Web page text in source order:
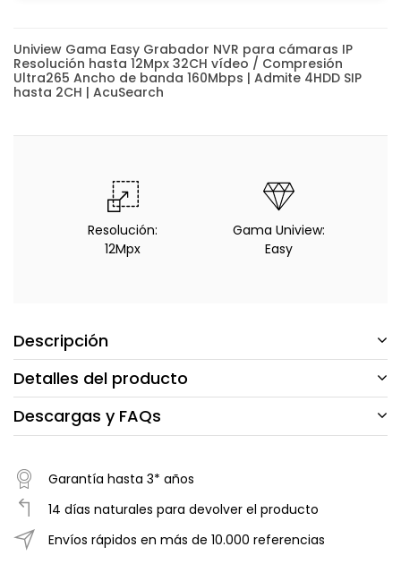
Uniview Gama Easy Grabador NVR para cámaras IP
Resolución hasta 12Mpx 32CH vídeo / Compresión
Ultra265 Ancho de banda 160Mbps | Admite 4HDD SIP
hasta 2CH | AcuSearch
Resolución:
12Mpx
Gama Uniview:
Easy
Descripción
Detalles del producto
Descargas y FAQs
Garantía hasta 3* años
14 días naturales para devolver el producto
Envíos rápidos en más de 10.000 referencias